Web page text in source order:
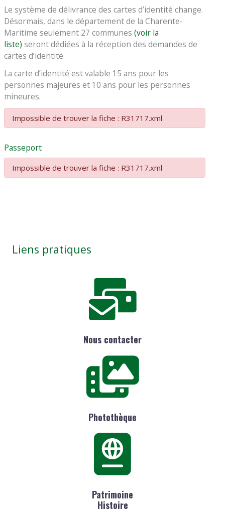
Le système de délivrance des cartes d’identité change.
Désormais, dans le département de la Charente-
Maritime seulement 27 communes(voir la
liste) seront dédiées à la réception des demandes de
cartes d’identité.
La carte d’identité est valable 15 ans pour les
personnes majeures et 10 ans pour les personnes
mineures.
Impossible de trouver la fiche : R31717.xml
Passeport
Impossible de trouver la fiche : R31717.xml
Liens pratiques
Nous contacter
Photothèque
Patrimoine
Histoire